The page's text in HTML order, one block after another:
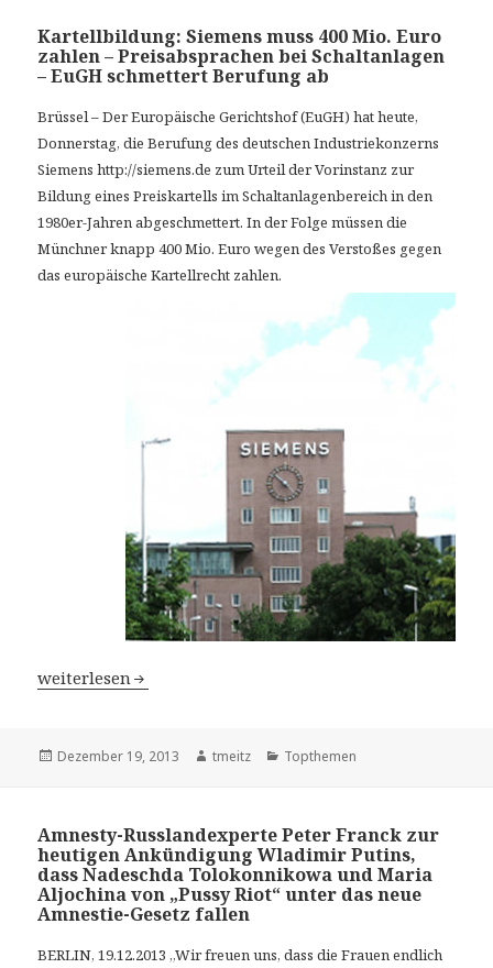
Kartellbildung: Siemens muss 400 Mio. Euro
zahlen – Preisabsprachen bei Schaltanlagen
– EuGH schmettert Berufung ab
Brüssel – Der Europäische Gerichtshof (EuGH) hat heute,
Donnerstag, die Berufung des deutschen Industriekonzerns
Siemens http://siemens.de zum Urteil der Vorinstanz zur
Bildung eines Preiskartells im Schaltanlagenbereich in den
1980er-Jahren abgeschmettert. In der Folge müssen die
Münchner knapp 400 Mio. Euro wegen des Verstoßes gegen
das europäische Kartellrecht zahlen.
Kartellbildung: Siemens muss 400 Mio. Euro zahlen –
weiterlesen
Veröffentlicht
Dezember 19, 2013 Autor
tmeitz Kategorien
Topthemen
Amnesty-Russlandexperte Peter Franck zur
heutigen Ankündigung Wladimir Putins,
dass Nadeschda Tolokonnikowa und Maria
Aljochina von „Pussy Riot“ unter das neue
Amnestie-Gesetz fallen
BERLIN, 19.12.2013„Wir freuen uns, dass die Frauen endlich